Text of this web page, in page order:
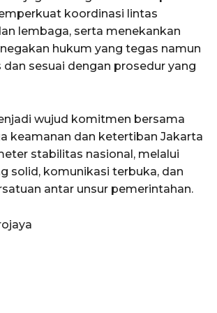
koordinasi lintas
lembaga, serta menekankan
hukum yang tegas namun
sesuai dengan prosedur yang
wujud komitmen bersama
keamanan dan ketertiban Jakarta
stabilitas nasional, melalui
solid, komunikasi terbuka, dan
antar unsur pemerintahan.